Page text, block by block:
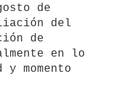
de
del
de
en lo
momento